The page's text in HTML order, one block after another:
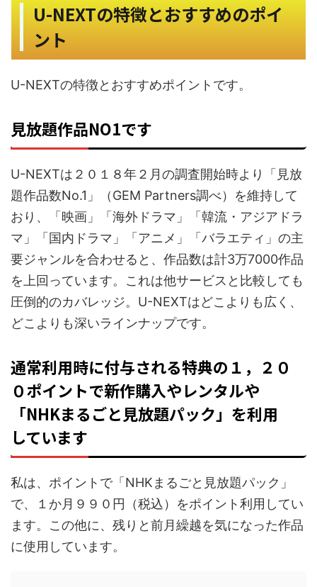
U-NEXTの特徴とおすすめのポイ
ント
U-NEXTの特徴とおすすめポイントです。
見放題作品NO1です
U-NEXTは２０１８年２月の調査開始時より「見放
題作品数No.1」（GEM Partners調べ）を維持して
おり、「映画」「海外ドラマ」「韓流・アジアドラ
マ」「国内ドラマ」「アニメ」「バラエティ」の主
要ジャンルを合わせると、作品数は計3万7000作品
を上回っています。これは他サービスと比較しても
圧倒的のカバレッジ。U-NEXTはどこよりも広く、
どこよりも深いラインナップです。
通常利用時に付与される特典の１，２０
０ポイントで新作購入やレンタルや
「NHKまるごと見放題パック」を利用
しています
私は、ポイントで「NHKまるごと見放題パック」
で、１か月９９０円（税込）をポイント利用してい
ます。この他に、残りと前月繰越を気になった作品
に使用しています。